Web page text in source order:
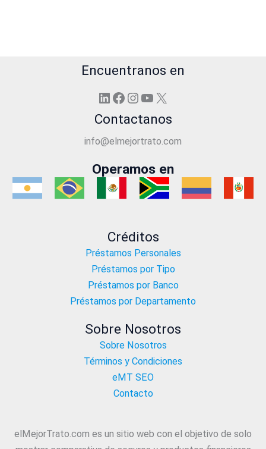
Encuentranos en
LinkedIn
Facebook
Instagram
YouTube
X
Contactanos
info@elmejortrato.com
Operamos en
Créditos
Préstamos Personales
Préstamos por Tipo
Préstamos por Banco
Préstamos por Departamento
Sobre Nosotros
Sobre Nosotros
Términos y Condiciones
eMT SEO
Contacto
elMejorTrato.com es un sitio web con el objetivo de solo